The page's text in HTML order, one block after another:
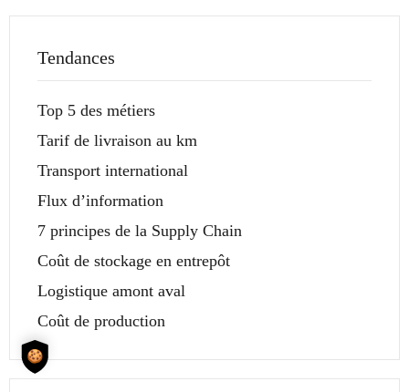
Tendances
Top 5 des métiers
Tarif de livraison au km
Transport international
Flux d’information
7 principes de la Supply Chain
Coût de stockage en entrepôt
Logistique amont aval
Coût de production